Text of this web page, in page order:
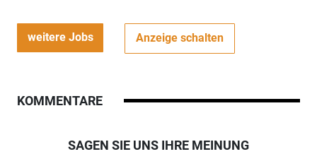
weitere Jobs Anzeige schalten
KOMMENTARE
SAGEN SIE UNS IHRE MEINUNG